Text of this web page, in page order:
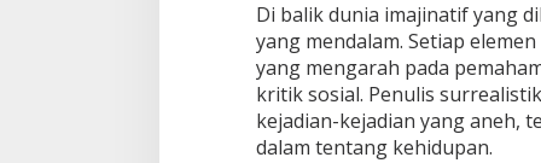
Di balik dunia imajinatif yang
yang mendalam. Setiap
yang mengarah pada
kritik sosial. Penulis
kejadian-kejadian yang aneh,
dalam tentang kehidupan.